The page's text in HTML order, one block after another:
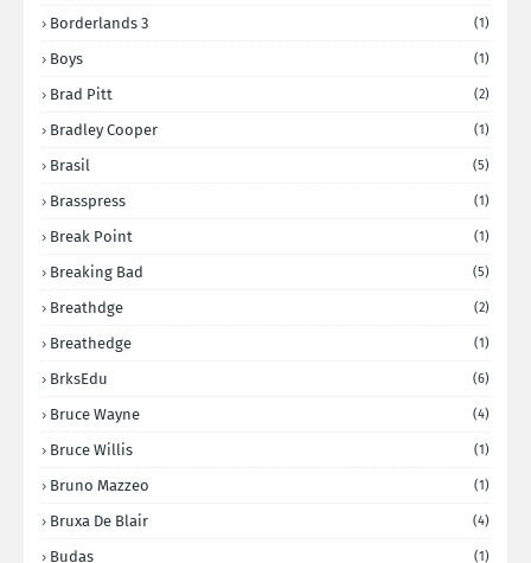
Borderlands 3 (1)
Boys (1)
Brad Pitt (2)
Bradley Cooper (1)
Brasil (5)
Brasspress (1)
Break Point (1)
Breaking Bad (5)
Breathdge (2)
Breathedge (1)
BrksEdu (6)
Bruce Wayne (4)
Bruce Willis (1)
Bruno Mazzeo (1)
Bruxa De Blair (4)
Budas (1)